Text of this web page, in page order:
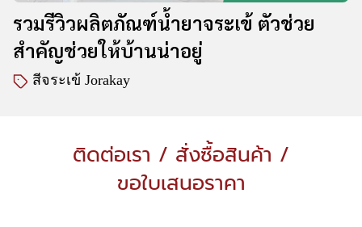
รวมรีวิวผลิตภัณฑ์น้ำยาจระเข้ ตัวช่วย
สำคัญช่วยให้บ้านน่าอยู่
สีจระเข้ Jorakay
ติดต่อเรา / สั่งซื้อสินค้า /
ขอใบเสนอราคา